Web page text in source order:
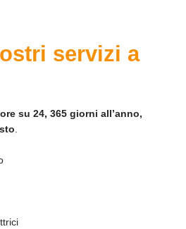
servizi a
su 24, 365 giorni all’anno,